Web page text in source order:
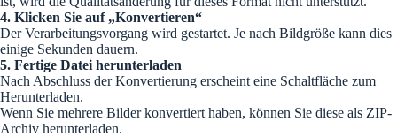
4. Klicken Sie auf „Konvertieren“
Der Verarbeitungsvorgang wird gestartet. Je nach Bildgröße kann dies
einige Sekunden dauern.
5. Fertige Datei herunterladen
Nach Abschluss der Konvertierung erscheint eine Schaltfläche zum
Herunterladen.
Wenn Sie mehrere Bilder konvertiert haben, können Sie diese als ZIP-
Archiv herunterladen.